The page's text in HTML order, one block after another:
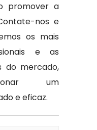
promover a
nos e
os mais
e as
do mercado,
um
e eficaz.